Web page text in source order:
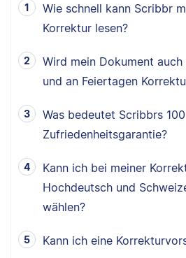
Wie schnell kann Scribbr
Korrektur lesen?
Wird mein Dokument auch
und an Feiertagen
Was bedeutet Scribbrs
Zufriedenheitsgarantie?
Kann ich bei meiner
Hochdeutsch und
wählen?
Kann ich eine